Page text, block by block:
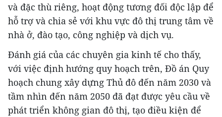
và đặc thù riêng, hoạt động tương đối độc lập để
hỗ trợ và chia sẻ với khu vực đô thị trung tâm về
nhà ở, đào tạo, công nghiệp và dịch vụ.
Đánh giá của các chuyên gia kinh tế cho thấy,
với việc định hướng quy hoạch trên, Đồ án Quy
hoạch chung xây dựng Thủ đô đến năm 2030 và
tầm nhìn đến năm 2050 đã đạt được yêu cầu về
phát triển không gian đô thị, tạo điều kiện để